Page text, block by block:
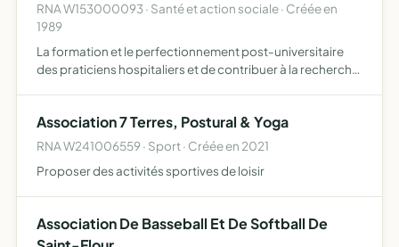
RNA W153000093 · Santé et action sociale · Créée en
1989
La formation et le perfectionnement post-universitaire
des praticiens hospitaliers et de contribuer à la recherche
Association 7 Terres, Postural & Yoga
RNA W241006559 · Sport · Créée en 2021
Proposer des activités sportives de loisir
Association De Basseball Et De Softball De